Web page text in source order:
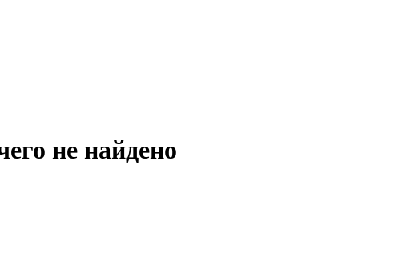
не найдено